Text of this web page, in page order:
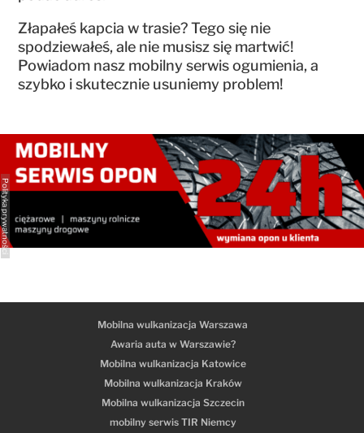
Złapałeś kapcia w trasie? Tego się nie
spodziewałeś, ale nie musisz się martwić!
Powiadom nasz mobilny serwis ogumienia, a
szybko i skutecznie usuniemy problem!
Mobilna wulkanizacja Warszawa
Awaria auta w Warszawie?
Mobilna wulkanizacja Katowice
Mobilna wulkanizacja Kraków
Mobilna wulkanizacja Szczecin
mobilny serwis TIR Niemcy
Polityka prywatności